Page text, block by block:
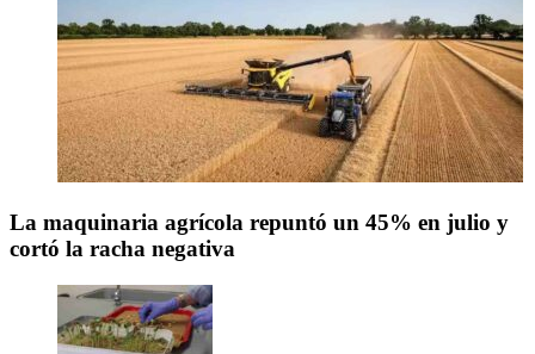
La maquinaria agrícola repuntó un 45% en julio y
cortó la racha negativa